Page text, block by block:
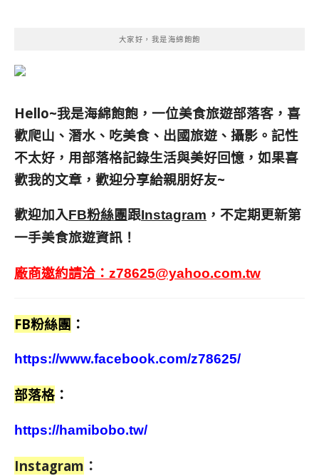
大家好，我是海綿飽飽
Hello~我是海綿飽飽，一位美食旅遊部落客， 喜
歡爬山、潛水、吃美食、出國旅遊、攝影。 記性
不太好，用部落格記錄生活與美好回憶， 如果喜
歡我的文章，歡迎分享給親朋好友~
歡迎加入FB粉絲團跟Instagram ，不定期更新第
一手美食旅遊資訊！
廠商邀約請洽： z78625@yahoo.com.tw
FB粉絲團 ：
https://www.facebook.com/z78625/
部落格 ：
https://hamibobo.tw/
Instagram ：